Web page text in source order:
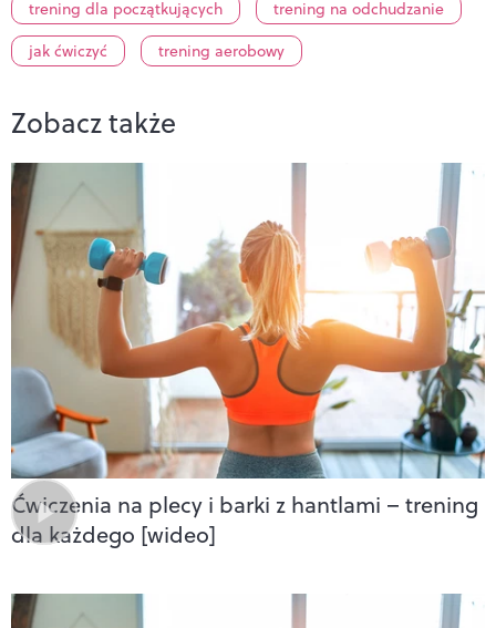
trening dla początkujących
trening na odchudzanie
jak ćwiczyć
trening aerobowy
Zobacz także
Ćwiczenia na plecy i barki z hantlami – trening
dla każdego [wideo]